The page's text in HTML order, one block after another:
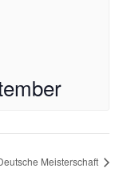
Meisterschaft